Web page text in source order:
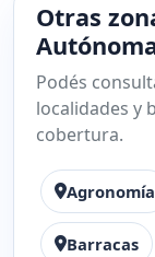
Otras
Podés
localidades y
cobertura.
Agronomía
Barracas